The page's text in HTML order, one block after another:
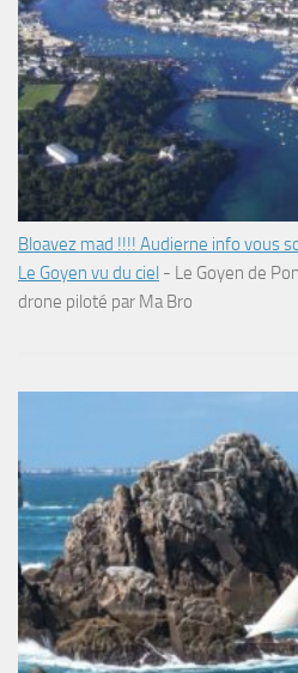
Bloavez mad !!!! Audierne info vous
Le Goyen vu du ciel - Le Goyen de
drone piloté par Ma Bro